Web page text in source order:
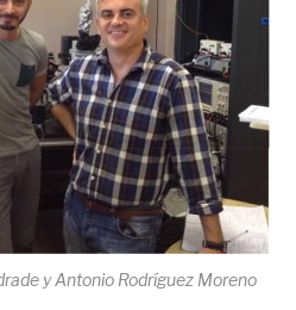
y Antonio Rodríguez Moreno